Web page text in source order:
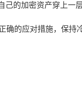
的加密资产穿上一
确的应对措施，保